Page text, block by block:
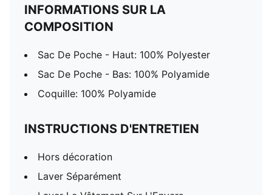
INFORMATIONS SUR LA
COMPOSITION
Sac De Poche - Haut: 100% Polyester
Sac De Poche - Bas: 100% Polyamide
Coquille: 100% Polyamide
INSTRUCTIONS D'ENTRETIEN
Hors décoration
Laver Séparément